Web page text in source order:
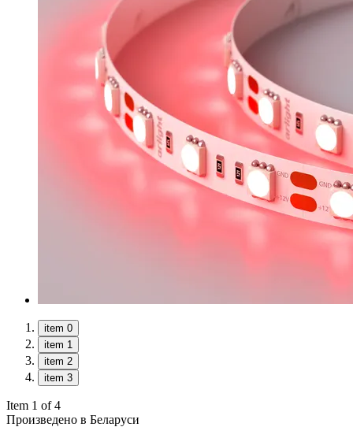
item 0
item 1
item 2
item 3
Item 1 of 4
Произведено в Беларуси